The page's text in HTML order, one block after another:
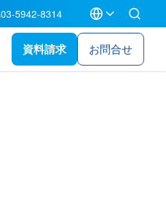
03-5942-8314
資料請求 お問合せ